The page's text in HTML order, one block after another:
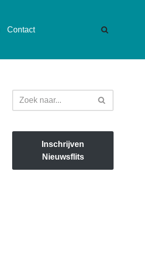
Contact
Inschrijven
Nieuwsflits